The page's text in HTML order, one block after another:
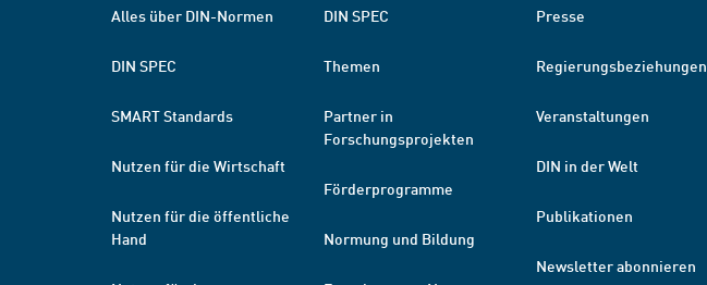
Alles über DIN-Normen
DIN SPEC
SMART Standards
Nutzen für die Wirtschaft
Nutzen für die öffentliche
Hand
DIN SPEC
Themen
Partner in
Forschungsprojekten
Förderprogramme
Normung und Bildung
Presse
Regierungsbeziehungen
Veranstaltungen
DIN in der Welt
Publikationen
Newsletter abonnieren